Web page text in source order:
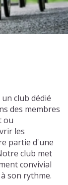
club dédié
des membres
ou
les
partie d'une
club met
convivial
son rythme.